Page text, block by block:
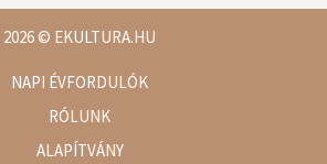
2026© EKULTURA.HU
NAPI ÉVFORDULÓK
RÓLUNK
ALAPÍTVÁNY